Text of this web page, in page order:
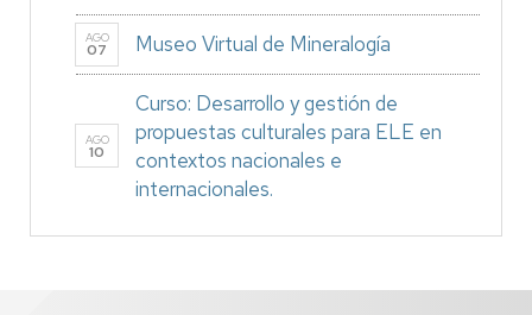
AGO
07 Museo Virtual de Mineralogía
AGO
10
Curso: Desarrollo y gestión de
propuestas culturales para ELE en
contextos nacionales e
internacionales.